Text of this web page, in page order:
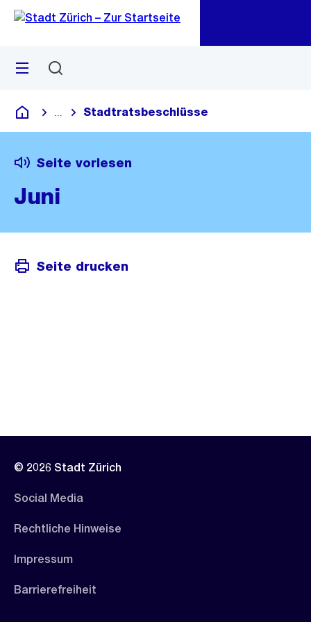
Navigation
Sprunglink
Menü
Deutsch
Blende alle Breadcrumbs ein
Stadtratsbeschlüsse
Seite vorlesen
Juni
Seite drucken
© 2026 Stadt Zürich
Social Media
Rechtliche Hinweise
Impressum
Barrierefreiheit